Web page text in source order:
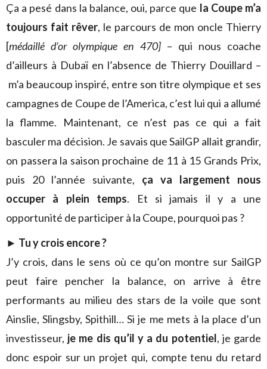
Ça a pesé dans la balance, oui, parce que la Coupe m’a
toujours fait rêver, le parcours de mon oncle Thierry
[médaillé d’or olympique en 470]– qui nous coache
d’ailleurs à Dubaï en l’absence de Thierry Douillard –
m’a beaucoup inspiré, entre son titre olympique et ses
campagnes de Coupe de l’America, c’est lui qui a allumé
la flamme. Maintenant, ce n’est pas ce qui a fait
basculer ma décision. Je savais que SailGP allait grandir,
on passera la saison prochaine de 11 à 15 Grands Prix,
puis 20 l’année suivante, ça va largement nous
occuper à plein temps. Et si jamais il y a une
opportunité de participer à la Coupe, pourquoi pas ?
► Tu y crois encore ?
J’y crois, dans le sens où ce qu’on montre sur SailGP
peut faire pencher la balance, on arrive à être
performants au milieu des stars de la voile que sont
Ainslie, Slingsby, Spithill… Si je me mets à la place d’un
investisseur, je me dis qu’il y a du potentiel, je garde
donc espoir sur un projet qui, compte tenu du retard